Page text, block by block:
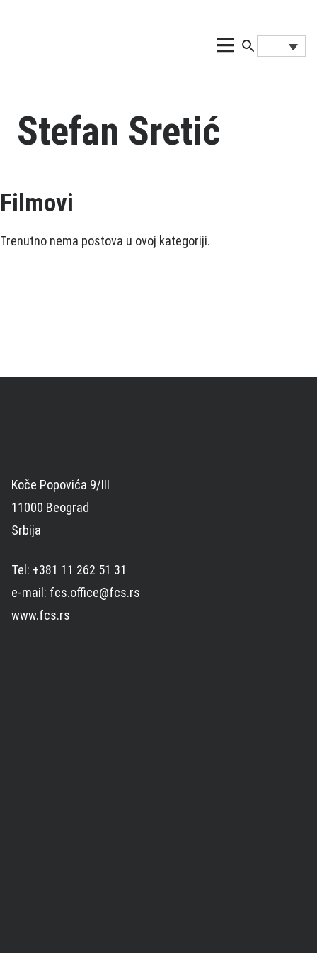
Stefan Sretić
Filmovi
Trenutno nema postova u ovoj kategoriji.
Koče Popovića 9/III
11000 Beograd
Srbija
Tel: +381 11 262 51 31
e-mail: fcs.office@fcs.rs
www.fcs.rs